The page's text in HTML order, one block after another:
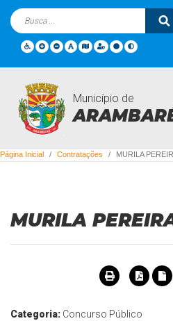
Município de
Contratações
Página Inicial Contratações MURILA
MURILA
Categoria: Concurso Público